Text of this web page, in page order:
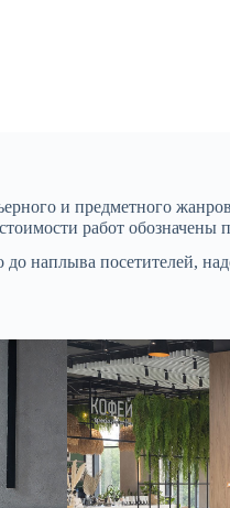
и предметного
работ обозначены
наплыва посетителей,